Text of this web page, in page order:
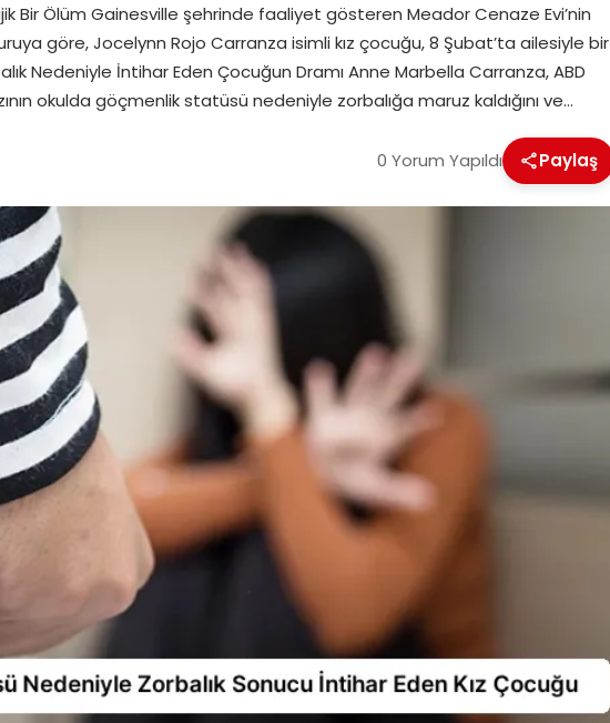
Bir Ölüm Gainesville şehrinde faaliyet gösteren Meador Cenaze Evi’nin
göre, Jocelynn Rojo Carranza isimli kız çocuğu, 8 Şubat’ta ailesiyle bir
Nedeniyle İntihar Eden Çocuğun Dramı Anne Marbella Carranza, ABD
okulda göçmenlik statüsü nedeniyle zorbalığa maruz kaldığını ve…
0 Yorum Yapıldı Paylaş